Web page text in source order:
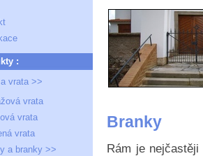
Branky
Rám je
:
vrata >>
vrata
vrata
vrata
a branky >>